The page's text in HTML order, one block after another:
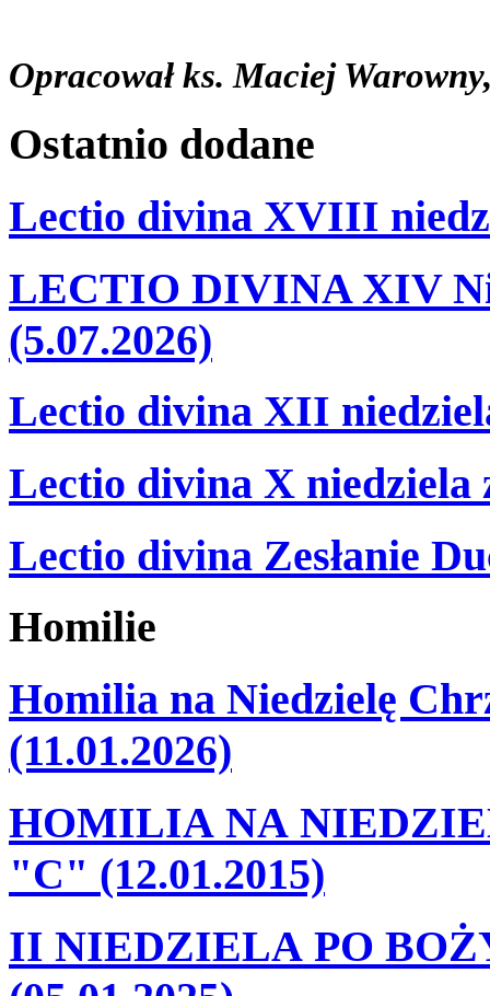
Opracował ks. Maciej
Ostatnio dodane
Lectio divina XVIII
LECTIO DIVINA XIV
(5.07.2026)
Lectio divina XII
Lectio divina X niedziela
Lectio divina Zesłanie
Homilie
Homilia na Niedzielę
(11.01.2026)
HOMILIA NA
"C" (12.01.2015)
II NIEDZIELA PO